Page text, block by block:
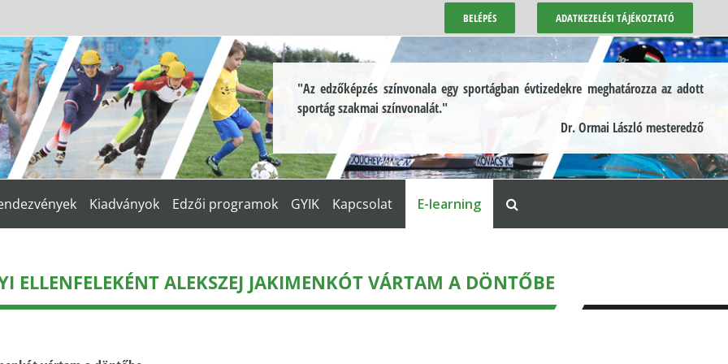
BELÉPÉS ADATKEZELÉSI TÁJÉKOZTATÓ
"Az edzőképzés színvonala egy sportágban évtizedekre meghatározza az adott
sportág szakmai színvonalát."
Dr. Ormai László mesteredző
Kiadványok Edzői programok GYIK Kapcsolat E-learning
ELLENFELEKÉNT ALEKSZEJ JAKIMENKÓT VÁRTAM A DÖNTŐBE